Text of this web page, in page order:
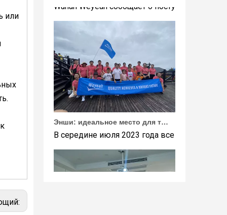
или
Энши: идеальное место для тимбилдинга Weyeah
В середине июля 2023 года все